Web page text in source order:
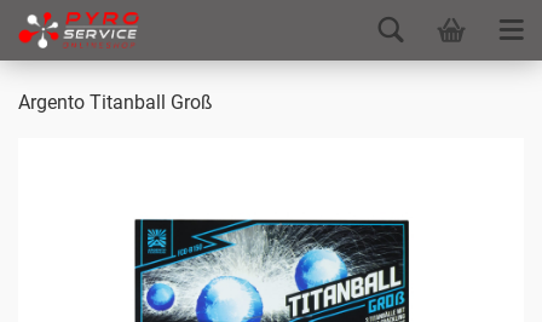
Argento Titanball Groß